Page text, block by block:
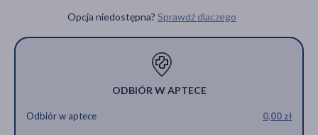
Opcja niedostępna? Sprawdź dlaczego
ODBIÓR W APTECE
Odbiór w aptece 0,00 zł